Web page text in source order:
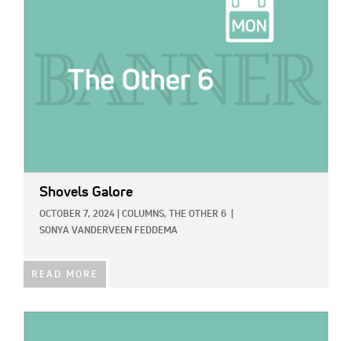
Shovels Galore
OCTOBER 7, 2024 COLUMNS, THE OTHER 6
SONYA VANDERVEEN FEDDEMA
READ MORE